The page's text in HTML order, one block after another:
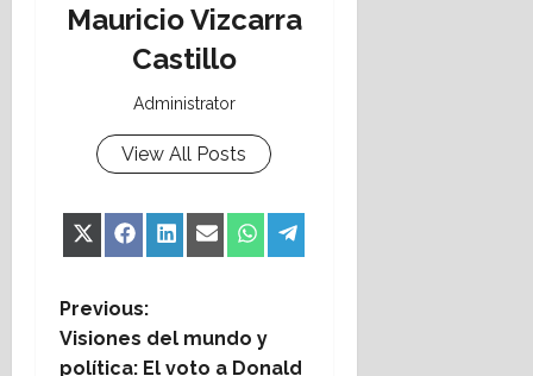
Mauricio Vizcarra
Castillo
Administrator
View All Posts
Share
X
Share
Facebook
Share
LinkedIn
Share
EmailShare
WhatsApp
Share
Telegram
P
o
Previous:
Visiones del mundo y
política: El voto a Donald